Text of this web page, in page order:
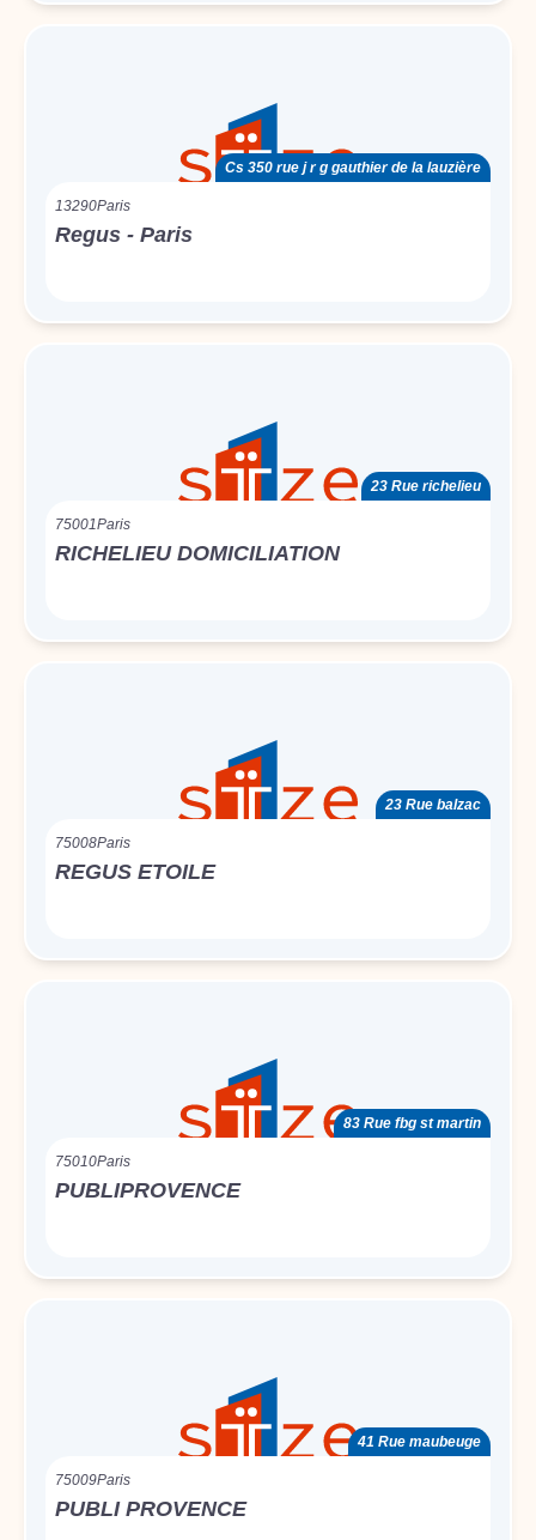
Cs 350 rue j r g gauthier de la lauzière
13290Paris
Regus - Paris
23 Rue richelieu
75001Paris
RICHELIEU DOMICILIATION
23 Rue balzac
75008Paris
REGUS ETOILE
83 Rue fbg st martin
75010Paris
PUBLIPROVENCE
41 Rue maubeuge
75009Paris
PUBLI PROVENCE